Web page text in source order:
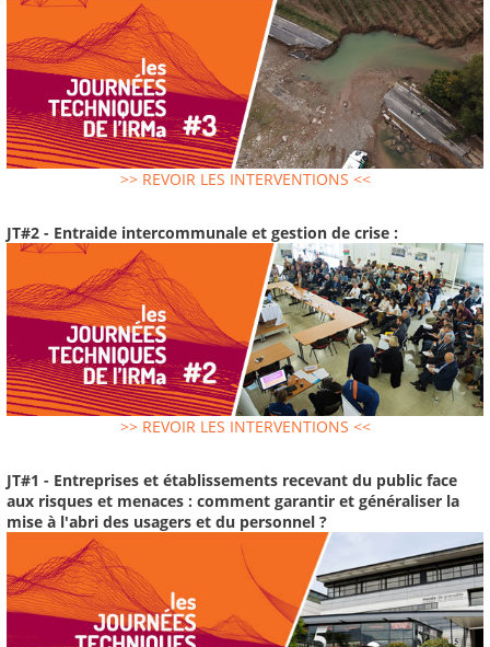
>> REVOIR LES INTERVENTIONS <<
JT#2 - Entraide intercommunale et gestion de crise :
>> REVOIR LES INTERVENTIONS <<
JT#1 - Entreprises et établissements recevant du public face
aux risques et menaces : comment garantir et généraliser la
mise à l'abri des usagers et du personnel ?